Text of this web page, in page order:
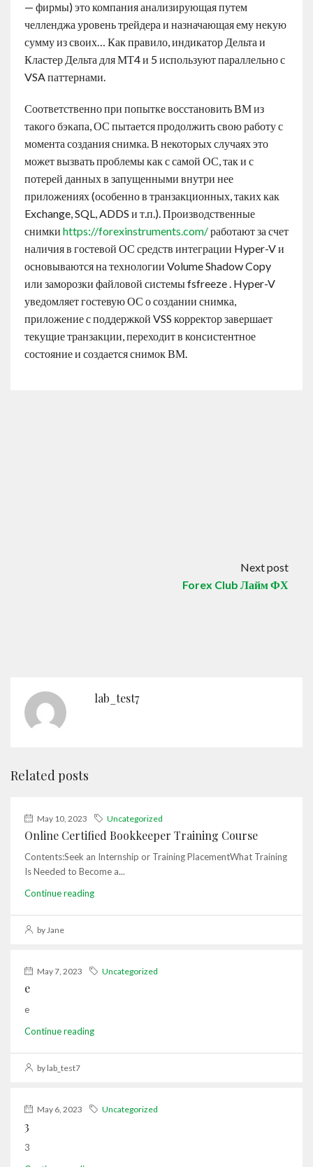
— фирмы) это компания анализирующая путем
челленджа уровень трейдера и назначающая ему некую
сумму из своих… Как правило, индикатор Дельта и
Кластер Дельта для МТ4 и 5 используют параллельно с
VSA паттернами.
Соответственно при попытке восстановить ВМ из
такого бэкапа, ОС пытается продолжить свою работу с
момента создания снимка. В некоторых случаях это
может вызвать проблемы как с самой ОС, так и с
потерей данных в запущенными внутри нее
приложениях (особенно в транзакционных, таких как
Exchange, SQL, ADDS и т.п.). Производственные
снимки https://forexinstruments.com/работают за счет
наличия в гостевой ОС средств интеграции Hyper-V и
основываются на технологии Volume Shadow Copy
или заморозки файловой системы fsfreeze . Hyper-V
уведомляет гостевую ОС о создании снимка,
приложение с поддержкой VSS корректор завершает
текущие транзакции, переходит в консистентное
состояние и создается снимок ВМ.
Next post
Forex Club Лайм ФХ
lab_test7
Related posts
May 10, 2023 Uncategorized
Online Certified Bookkeeper Training Course
Contents:Seek an Internship or Training PlacementWhat Training
Is Needed to Become a...
Continue reading
by Jane
May 7, 2023 Uncategorized
e
e
Continue reading
by lab_test7
May 6, 2023 Uncategorized
3
3